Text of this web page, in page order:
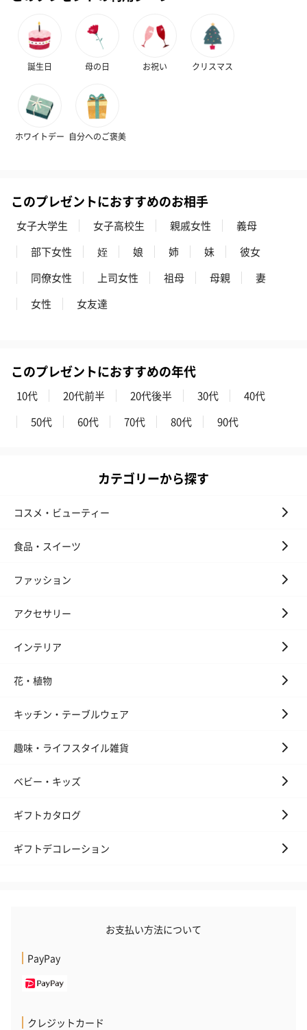
誕生日 母の日 お祝い クリスマス
ホワイトデー 自分へのご褒美
このプレゼントにおすすめのお相手
女子大学生 女子高校生 親戚女性
義母
部下女性
姪 娘 姉 妹
彼女
同僚女性
上司女性 祖母 母親
妻
女性
女友達
このプレゼントにおすすめの年代
10代 20代前半 20代後半 30代
40代
50代
60代 70代 80代 90代
カテゴリーから探す
コスメ・ビューティー
食品・スイーツ
ファッション
アクセサリー
インテリア
花・植物
キッチン・テーブルウェア
趣味・ライフスタイル雑貨
ベビー・キッズ
ギフトカタログ
ギフトデコレーション
お支払い方法について
PayPay
クレジットカード